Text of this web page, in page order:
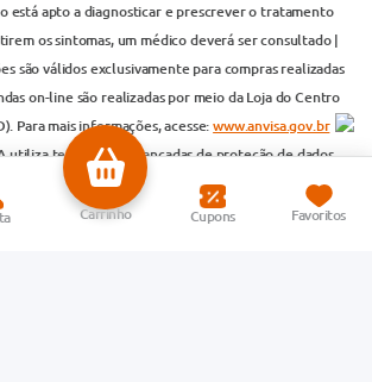
está apto a diagnosticar e prescrever o tratamento
os sintomas, um médico deverá ser consultado |
são válidos exclusivamente para compras realizadas
on-line são realizadas por meio da Loja do Centro
Para mais informações, acesse:www.anvisa.gov.br
utiliza tecnologias avançadas de proteção de dados
em suas compras. A privacidade e a segurança dos
da empresa. Todos os pedidos estão sujeitos à